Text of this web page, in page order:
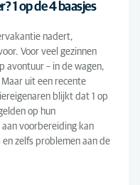
1 op de 4 baasjes
nadert,
Voor veel gezinnen
avontuur – in de wagen,
uit een recente
blijkt dat 1 op
op hun
voorbereiding kan
en zelfs problemen aan de